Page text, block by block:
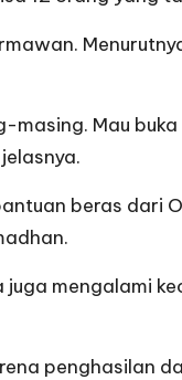
masing. Mau
beras dari
juga mengalami
penghasilan